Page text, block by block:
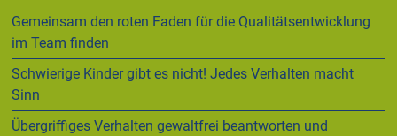
Gemeinsam den roten Faden für die Qualitätsentwicklung
im Team finden
Schwierige Kinder gibt es nicht! Jedes Verhalten macht
Sinn
Übergriffiges Verhalten gewaltfrei beantworten und